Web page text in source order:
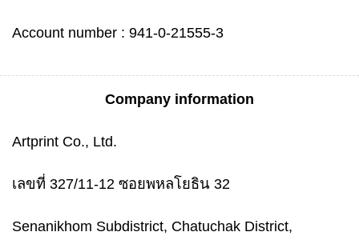
Account number : 941-0-21555-3
Company information
Artprint Co., Ltd.
เลขที่ 327/11-12 ซอยพหลโยธิน 32
Senanikhom Subdistrict, Chatuchak District,